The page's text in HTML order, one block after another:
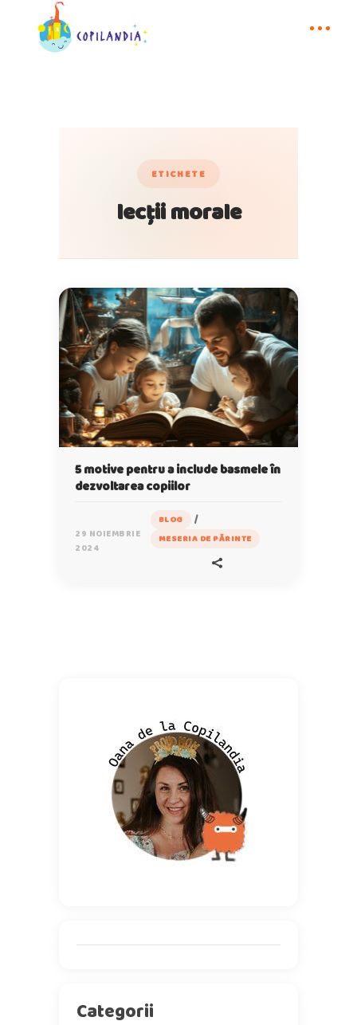
ETICHETE
lecții morale
5 motive pentru a include basmele în
dezvoltarea copiilor
29 NOIEMBRIE
2024
BLOG /
MESERIA DE PĂRINTE
Categorii